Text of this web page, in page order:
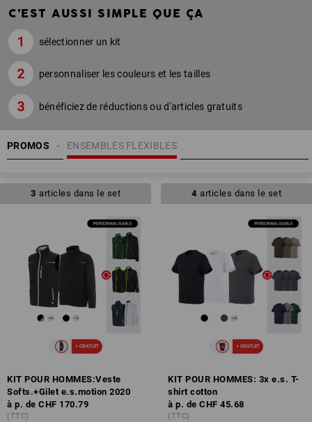
C’EST AUSSI SIMPLE QUE ÇA
sélectionner un kit
personnaliser les couleurs et les tailles
bénéficiez de réductions ou d'articles gratuits
PROMOS ENSEMBLES FLEXIBLES
3 articles dans le set
KIT POUR HOMMES:Veste
Softs.+Gilet e.s.motion 2020
à p. de CHF 170.79
(TTC)
4 articles dans le set
KIT POUR HOMMES: 3x e.s. T-
shirt cotton
à p. de CHF 45.68
(TTC)